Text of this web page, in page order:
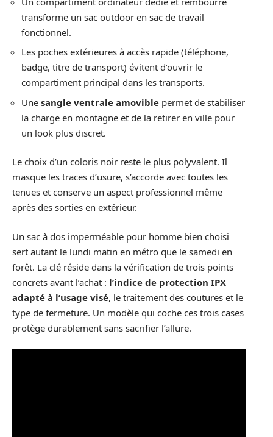
transforme un sac outdoor en sac de travail
fonctionnel.
Les poches extérieures à accès rapide (téléphone,
badge, titre de transport) évitent d’ouvrir le
compartiment principal dans les transports.
Une sangle ventrale amovible permet de stabiliser
la charge en montagne et de la retirer en ville pour
un look plus discret.
Le choix d’un coloris noir reste le plus polyvalent. Il
masque les traces d’usure, s’accorde avec toutes les
tenues et conserve un aspect professionnel même
après des sorties en extérieur.
Un sac à dos imperméable pour homme bien choisi
sert autant le lundi matin en métro que le samedi en
forêt. La clé réside dans la vérification de trois points
concrets avant l’achat : l’indice de protection IPX
adapté à l’usage visé, le traitement des coutures et le
type de fermeture. Un modèle qui coche ces trois cases
protège durablement sans sacrifier l’allure.